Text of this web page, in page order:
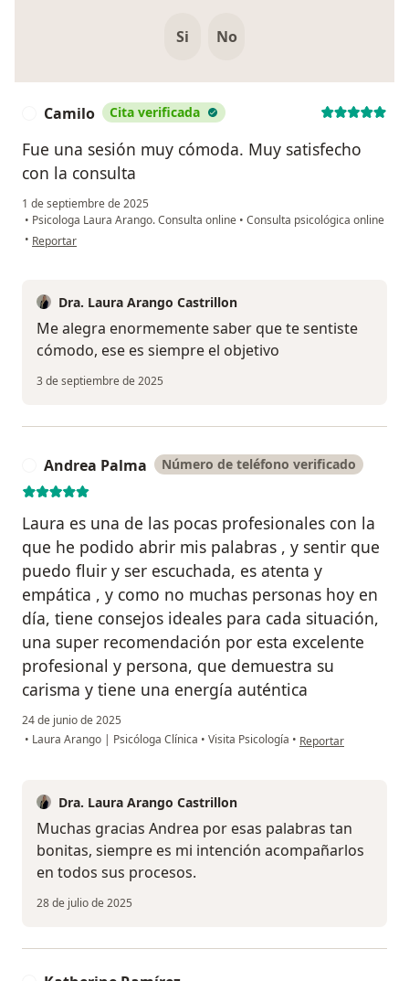
Si No
Camilo Cita verificada
Fue una sesión muy cómoda. Muy satisfecho
con la consulta
1 de septiembre de 2025
• Psicologa Laura Arango. Consulta online • Consulta psicológica online
• en opinión del usuario Camilo
Reportar
Dra. Laura Arango Castrillon
Me alegra enormemente saber que te sentiste
cómodo, ese es siempre el objetivo
3 de septiembre de 2025
Andrea Palma Número de teléfono verificado
Laura es una de las pocas profesionales con la
que he podido abrir mis palabras , y sentir que
puedo fluir y ser escuchada, es atenta y
empática , y como no muchas personas hoy en
día, tiene consejos ideales para cada situación,
una super recomendación por esta excelente
profesional y persona, que demuestra su
carisma y tiene una energía auténtica
24 de junio de 2025
• Laura Arango | Psicóloga Clínica • Visita Psicología • en opinión del
Reportar
Dra. Laura Arango Castrillon
Muchas gracias Andrea por esas palabras tan
bonitas, siempre es mi intención acompañarlos
en todos sus procesos.
28 de julio de 2025